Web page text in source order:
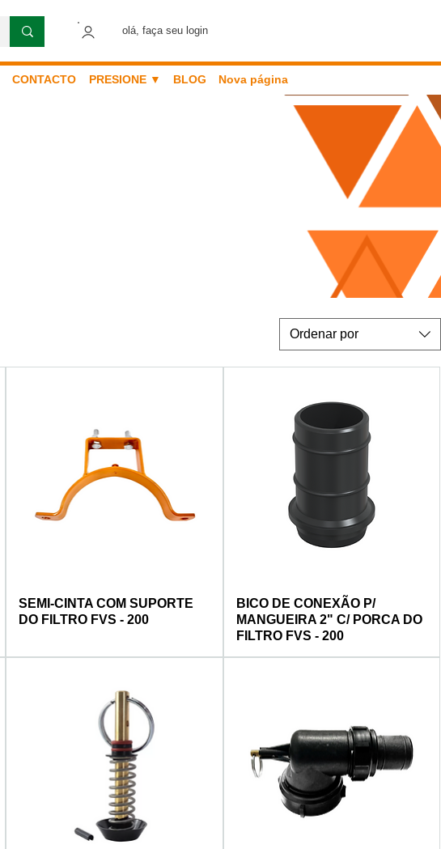
olá, faça seu login
CONTACTO PRESIONE ▼ BLOG Nova página
Ordenar por
SEMI-CINTA COM SUPORTE
DO FILTRO FVS - 200
BICO DE CONEXÃO P/
MANGUEIRA 2" C/ PORCA DO
FILTRO FVS - 200